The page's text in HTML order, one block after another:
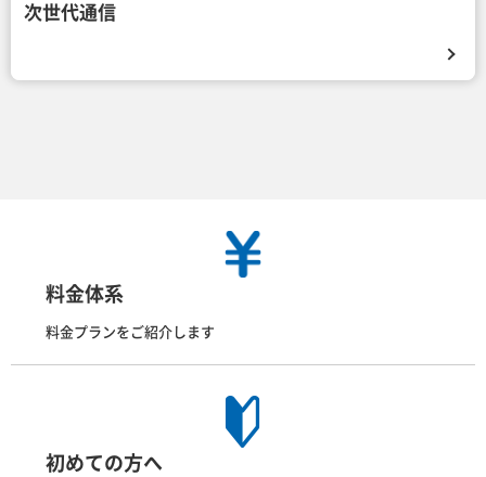
次世代通信
料金体系
料金プランをご紹介します
初めての方へ